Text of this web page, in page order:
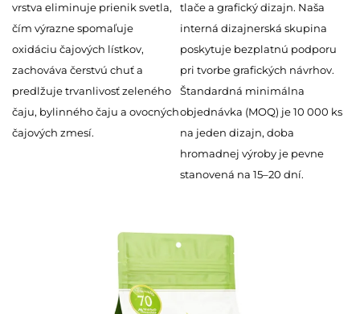
vrstva eliminuje prienik svetla,
čím výrazne spomaľuje
oxidáciu čajových lístkov,
zachováva čerstvú chuť a
predlžuje trvanlivosť zeleného
čaju, bylinného čaju a ovocných
čajových zmesí.
tlače a grafický dizajn. Naša
interná dizajnerská skupina
poskytuje bezplatnú podporu
pri tvorbe grafických návrhov.
Štandardná minimálna
objednávka (MOQ) je 10 000 ks
na jeden dizajn, doba
hromadnej výroby je pevne
stanovená na 15–20 dní.